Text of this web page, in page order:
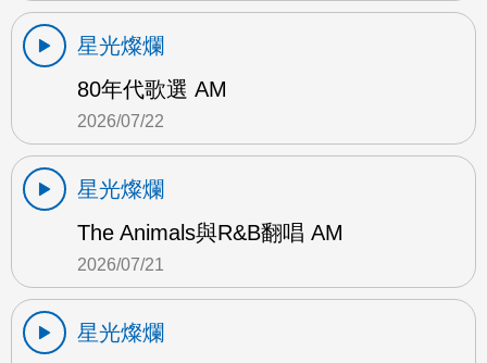
星光燦爛
80年代歌選 AM
2026/07/22
星光燦爛
The Animals與R&B翻唱 AM
2026/07/21
星光燦爛